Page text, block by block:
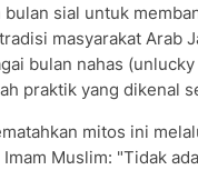
sial untuk
masyarakat Arab
bulan nahas
praktik yang dikenal
mitos ini
Muslim: "Tidak